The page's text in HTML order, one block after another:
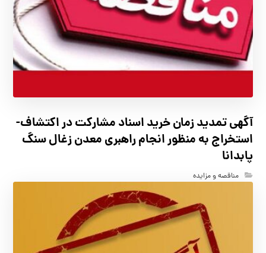
آگهي تمدید زمان خرید اسناد مشارکت در اکتشاف-
استخراج به منظور انجام راهبری معدن زغال سنگ
پابدانا
مناقصه و مزایده